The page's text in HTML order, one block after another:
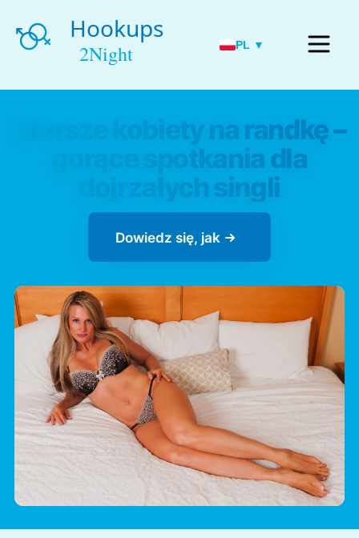
PL ▼
Starsze kobiety na randkę –
gorące spotkania dla
dojrzałych singli
Dowiedz się, jak